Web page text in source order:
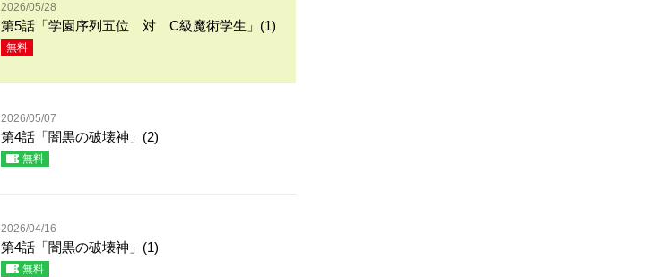
2026/05/28
第5話「学園序列五位 対 C級魔術学生」(1)
無料
2026/05/07
第4話「闇黒の破壊神」(2)
無料
2026/04/16
第4話「闇黒の破壊神」(1)
無料